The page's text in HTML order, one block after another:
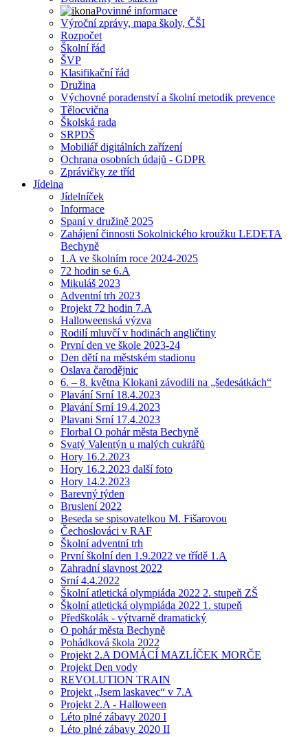
Povinné informace
Výroční zprávy, mapa školy, ČŠI
Rozpočet
Školní řád
ŠVP
Klasifikační řád
Družina
Výchovné poradenství a školní metodik prevence
Tělocvična
Školská rada
SRPDŠ
Mobiliář digitálních zařízení
Ochrana osobních údajů - GDPR
Zprávičky ze tříd
Jídelna
Jídelníček
Informace
Spaní v družině 2025
Zahájení činnosti Sokolnického kroužku LEDETA
Bechyně
1.A ve školním roce 2024-2025
72 hodin se 6.A
Mikuláš 2023
Adventní trh 2023
Projekt 72 hodin 7.A
Halloweenská výzva
Rodilí mluvčí v hodinách angličtiny
První den ve škole 2023-24
Den dětí na městském stadionu
Oslava čarodějnic
6. – 8. května Klokani závodili na „šedesátkách“
Plavání Srní 18.4.2023
Plavání Srní 19.4.2023
Plavani Srní 17.4.2023
Florbal O pohár města Bechyně
Svatý Valentýn u malých cukrářů
Hory 16.2.2023
Hory 16.2.2023 další foto
Hory 14.2.2023
Barevný týden
Bruslení 2022
Beseda se spisovatelkou M. Fišarovou
Čechoslováci v RAF
Školní adventní trh
První školní den 1.9.2022 ve třídě 1.A
Zahradní slavnost 2022
Srní 4.4.2022
Školní atletická olympiáda 2022 2. stupeň ZŠ
Školní atletická olympiáda 2022 1. stupeň
Předškolák - výtvarně dramatický
O pohár města Bechyně
Pohádková škola 2022
Projekt 2.A DOMÁCÍ MAZLÍČEK MORČE
Projekt Den vody
REVOLUTION TRAIN
Projekt „Jsem laskavec“ v 7.A
Projekt 2.A - Halloween
Léto plné zábavy 2020 I
Léto plné zábavy 2020 II